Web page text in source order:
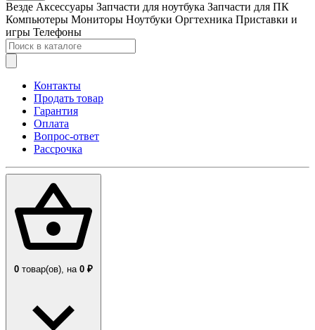
Везде Аксессуары Запчасти для ноутбука Запчасти для ПК
Компьютеры Мониторы Ноутбуки Оргтехника Приставки и
игры Телефоны
Контакты
Продать товар
Гарантия
Оплата
Вопрос-ответ
Рассрочка
0 товар(ов), на 0 ₽